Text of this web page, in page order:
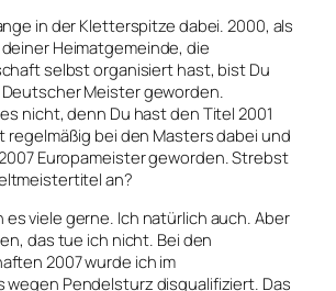
in der Kletterspitze dabei. 2000, als
Heimatgemeinde, die
selbst organisiert hast, bist Du
Meister geworden.
nicht, denn Du hast den Titel 2001
regelmäßig bei den Masters dabei und
Europameister geworden. Strebst
an?
viele gerne. Ich natürlich auch. Aber
das tue ich nicht. Bei den
2007 wurde ich im
wegen Pendelsturz disqualifiziert. Das